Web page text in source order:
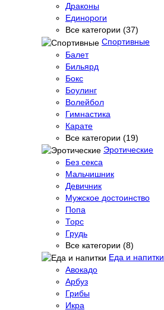
Драконы
Единороги
Все категории (37)
Спортивные
Балет
Бильярд
Бокс
Боулинг
Волейбол
Гимнастика
Карате
Все категории (19)
Эротические
Без секса
Мальчишник
Девичник
Мужское достоинство
Попа
Торс
Грудь
Все категории (8)
Еда и напитки
Авокадо
Арбуз
Грибы
Икра